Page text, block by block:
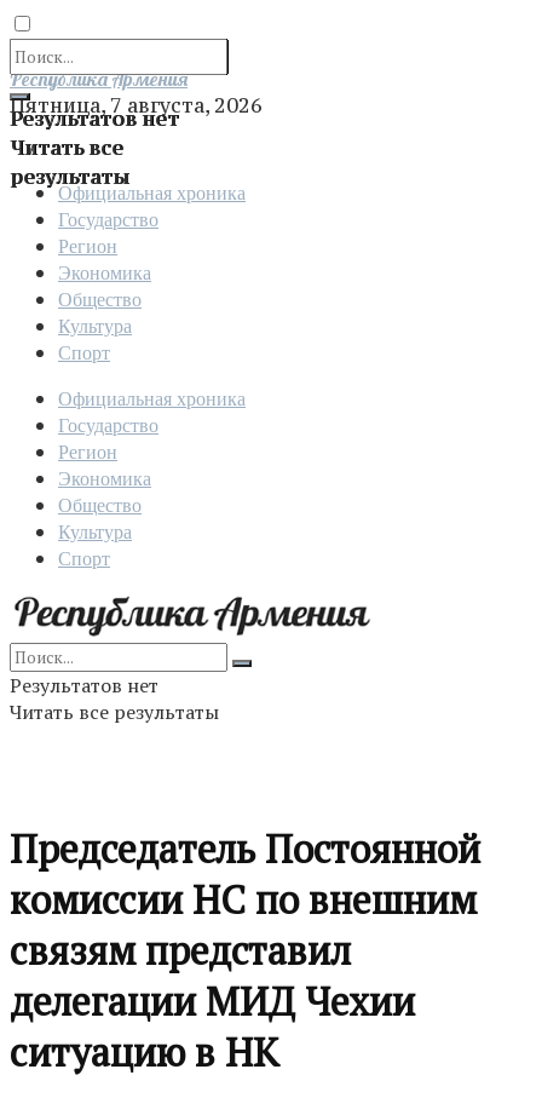
Результатов нет
Читать все
результаты
Отправить
Республика Армения
Пятница, 7 августа, 2026
Официальная хроника
Государство
Регион
Экономика
Общество
Культура
Спорт
Официальная хроника
Государство
Регион
Экономика
Общество
Культура
Спорт
Результатов нет
Читать все результаты
Председатель Постоянной
комиссии НС по внешним
связям представил
делегации МИД Чехии
ситуацию в НК